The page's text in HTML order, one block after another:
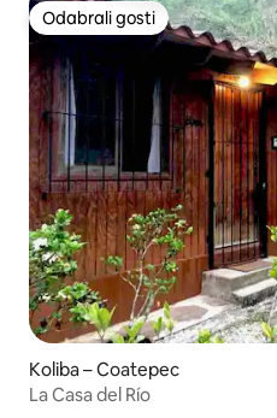
Odabrali gosti
Odabrali gosti
Koliba – Coatepec
La Casa del Río